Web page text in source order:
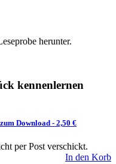
herunter.
kennenlernen
Download - 2,50 €
per Post verschickt.
In den Korb